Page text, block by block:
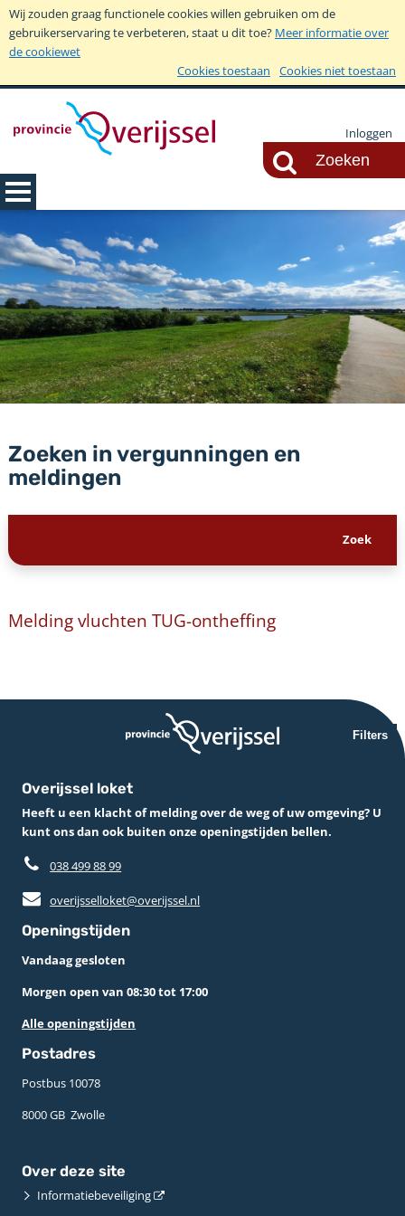
Wij zouden graag functionele cookies willen gebruiken om de
gebruikerservaring te verbeteren, staat u dit toe? Meer informatie over
de cookiewet
Cookies toestaan
Cookies niet toestaan
Inloggen
Zoeken in vergunningen en
meldingen
Melding vluchten TUG-ontheffing
Filters
Overijssel loket
Heeft u een klacht of melding over de weg of uw omgeving? U
kunt ons dan ook buiten onze openingstijden bellen.
038 499 88 99
overijsselloket@overijssel.nl
Openingstijden
Vandaag gesloten
Morgen open van 08:30 tot 17:00
Alle openingstijden
Postadres
Postbus 10078 ­
8000 GB ­ Zwolle
Over deze site
Informatiebeveiliging